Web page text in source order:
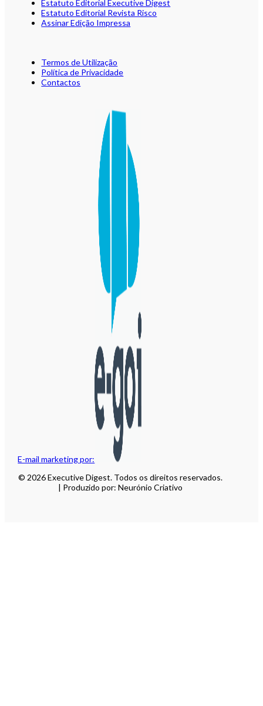
E-mail marketing por:
Estatuto Editorial Executive Digest
Estatuto Editorial Revista Risco
Assinar Edição Impressa
Termos de Utilização
Política de Privacidade
Contactos
© 2026 Executive Digest. Todos os direitos reservados.
| Produzido por: Neurónio Criativo